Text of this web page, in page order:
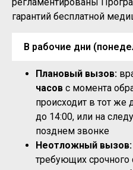
регламентированы
гарантий бесплатной
В рабочие дни
Плановый вызов:
часов с момента
происходит в тот же
до 14:00, или на
позднем звонке
Неотложный вызов:
требующих срочного